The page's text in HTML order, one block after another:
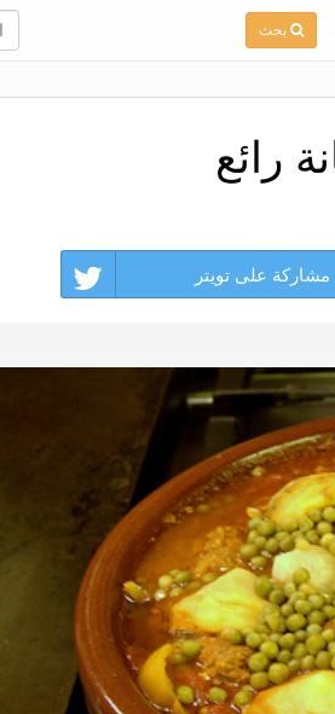
بحث
رائع
مشاركة على تويتر